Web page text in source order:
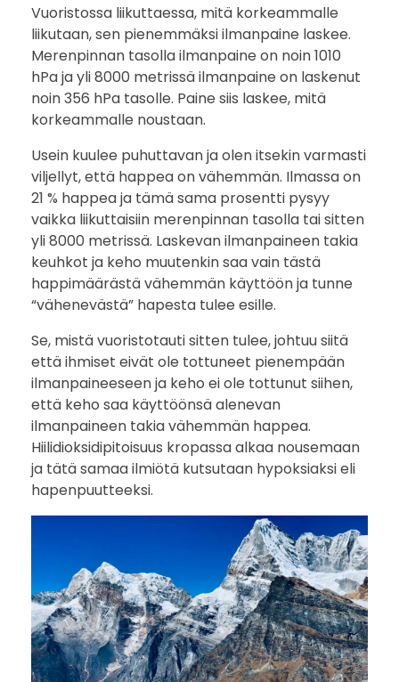
a
s
e
n
v
o
i
s
a
a
d
a
?
Vuoristossa liikuttaessa, mitä korkeammalle
liikutaan, sen pienemmäksi ilmanpaine laskee.
Merenpinnan tasolla ilmanpaine on noin 1010
hPa ja yli 8000 metrissä ilmanpaine on laskenut
noin 356 hPa tasolle. Paine siis laskee, mitä
korkeammalle noustaan.
Usein kuulee puhuttavan ja olen itsekin varmasti
viljellyt, että happea on vähemmän. Ilmassa on
21 % happea ja tämä sama prosentti pysyy
vaikka liikuttaisiin merenpinnan tasolla tai sitten
yli 8000 metrissä. Laskevan ilmanpaineen takia
keuhkot ja keho muutenkin saa vain tästä
happimäärästä vähemmän käyttöön ja tunne
“vähenevästä” hapesta tulee esille.
Se, mistä vuoristotauti sitten tulee, johtuu siitä
että ihmiset eivät ole tottuneet pienempään
ilmanpaineeseen ja keho ei ole tottunut siihen,
että keho saa käyttöönsä alenevan
ilmanpaineen takia vähemmän happea.
Hiilidioksidipitoisuus kropassa alkaa nousemaan
ja tätä samaa ilmiötä kutsutaan hypoksiaksi eli
hapenpuutteeksi.